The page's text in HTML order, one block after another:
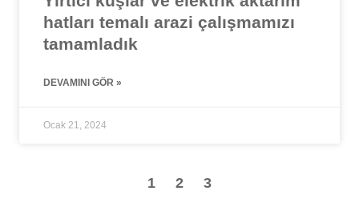
hatları temalı arazi çalışmamızı
tamamladık
DEVAMINI GÖR »
Ocak 21, 2024
1 2 3